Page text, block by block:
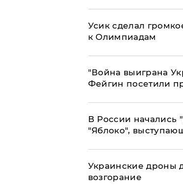
Усик сделал
к Олимпиадам
"Война выиграна
Фейгин посетили
В России начались
"Яблоко",
Украинские дроны
возгорание